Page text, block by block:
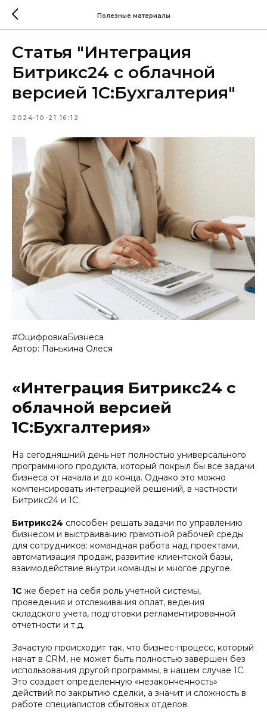
Полезные материалы
Статья "Интеграция
Битрикс24 с облачной
версией 1С:Бухгалтерия"
2024-10-21 16:12
#ОцифровкаБизнеса
Автор: Панькина Олеся
«Интеграция Битрикс24 с
облачной версией
1С:Бухгалтерия»
На сегодняшний день нет полностью универсального
программного продукта, который покрыл бы все задачи
бизнеса от начала и до конца. Однако это можно
компенсировать интеграцией решений, в частности
Битрикс24 и 1С.
Битрикс24 способен решать задачи по управлению
бизнесом и выстраиванию грамотной рабочей среды
для сотрудников: командная работа над проектами,
автоматизация продаж, развитие клиентской базы,
взаимодействие внутри команды и многое другое.
1С же берет на себя роль учетной системы,
проведения и отслеживания оплат, ведения
складского учета, подготовки регламентированной
отчетности и т.д.
Зачастую происходит так, что бизнес-процесс, который
начат в CRM, не может быть полностью завершен без
использования другой программы, в нашем случае 1С.
Это создает определенную «незаконченность»
действий по закрытию сделки, а значит и сложность в
работе специалистов сбытовых отделов.